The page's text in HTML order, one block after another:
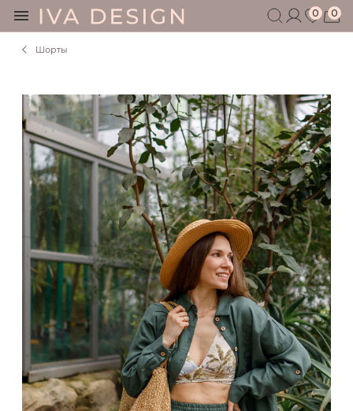
0 0
БЕЗ СЕКРЕТОВ
МУЖЧИНАМ
ДЕТЯМ
АКСЕССУАРЫ
СЕРТИФИКАТ
АКЦИИ
БЛОГ
ШОУРУМ
+7 495 401 6950
Шорты